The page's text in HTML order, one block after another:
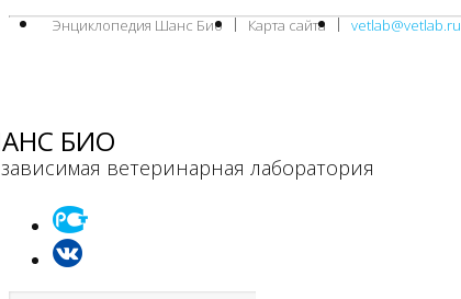
Энциклопедия Шанс Био Карта сайта vetlab@vetlab.ru
БИО
ветеринарная лаборатория